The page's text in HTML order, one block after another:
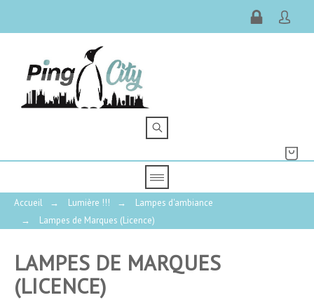
Accueil → Lumière !!! →
Lampes d'ambiance
→
Lampes de Marques (Licence)
LAMPES DE MARQUES
(LICENCE)